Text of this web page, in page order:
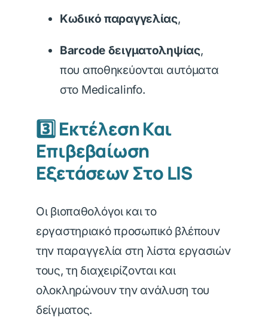
Κωδικό παραγγελίας,
Barcode δειγματοληψίας,
που αποθηκεύονται αυτόματα
στο Medicalinfo.
3️⃣ Εκτέλεση Και
Επιβεβαίωση
Εξετάσεων Στο LIS
Οι βιοπαθολόγοι και το
εργαστηριακό προσωπικό βλέπουν
την παραγγελία στη λίστα εργασιών
τους, τη διαχειρίζονται και
ολοκληρώνουν την ανάλυση του
δείγματος.